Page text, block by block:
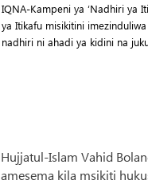
IQNA-Kampeni ya ‘Nadhiri ya
ya Itikafu misikitini
nadhiri ni ahadi ya kidini na
Hujjatul-Islam Vahid
amesema kila msikiti